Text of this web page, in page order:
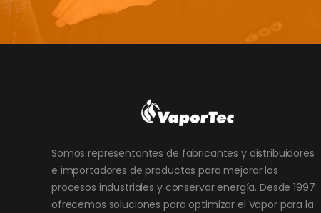
Somos representantes de fabricantes y distribuidores
e importadores de productos para mejorar los
procesos industriales y conservar energía. Desde 1997
ofrecemos soluciones para optimizar el Vapor para la